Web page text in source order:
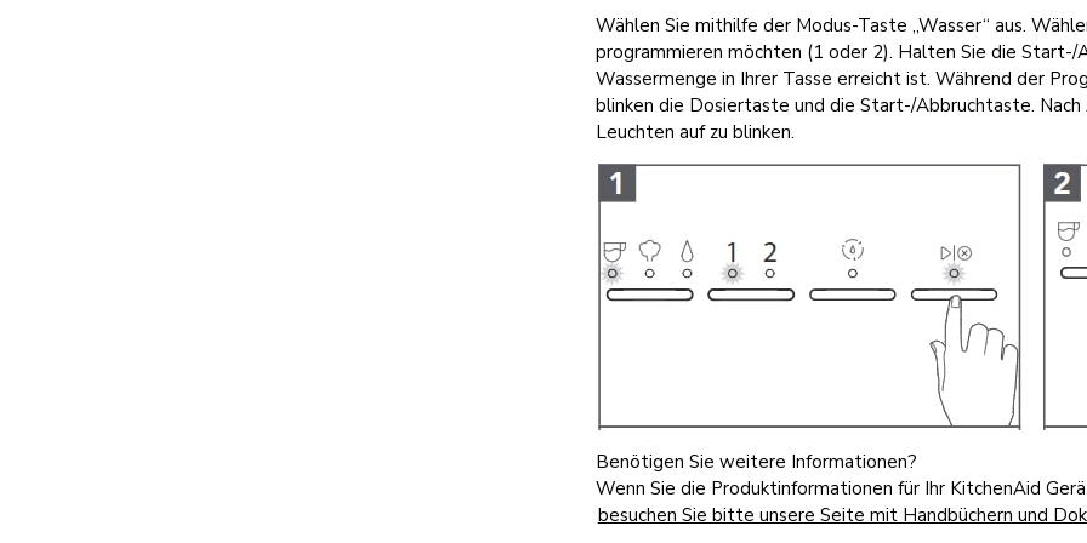
Wählen Sie mithilfe der Modus-Taste „Wasser“ aus.
programmieren möchten (1 oder 2). Halten Sie die
Wassermenge in Ihrer Tasse erreicht ist. Während der
blinken die Dosiertaste und die Start-/Abbruchtaste. Nach
Leuchten auf zu blinken.
Benötigen Sie weitere Informationen?
Wenn Sie die Produktinformationen für Ihr KitchenAid
besuchen Sie bitte unsere Seite mit Handbüchern und